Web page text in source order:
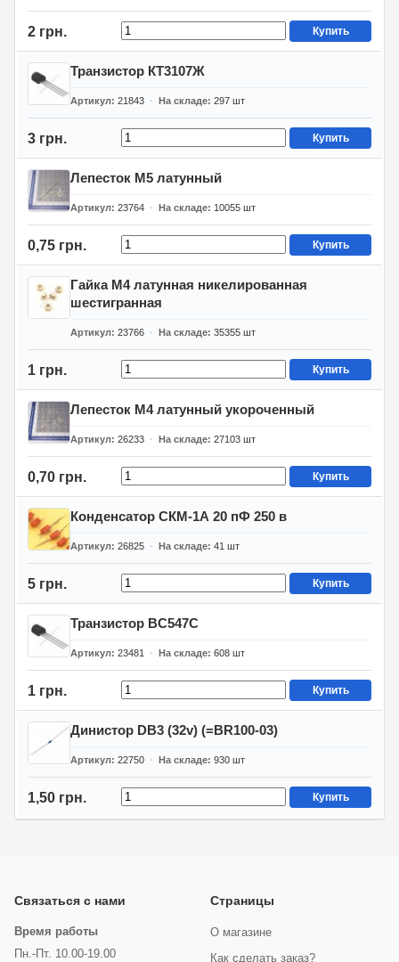
2 грн. Купить
Транзистор КТ3107Ж
Артикул 21843 На складе 297 шт
3 грн. Купить
Лепесток М5 латунный
Артикул 23764 На складе 10055 шт
0,75 грн. Купить
Гайка М4 латунная никелированная
шестигранная
Артикул 23766 На складе 35355 шт
1 грн. Купить
Лепесток М4 латунный укороченный
Артикул 26233 На складе 27103 шт
0,70 грн. Купить
Конденсатор СКМ-1А 20 пФ 250 в
Артикул 26825 На складе 41 шт
5 грн. Купить
Транзистор BC547C
Артикул 23481 На складе 608 шт
1 грн. Купить
Динистор DB3 (32v) (=BR100-03)
Артикул 22750 На складе 930 шт
1,50 грн. Купить
Связаться с нами
Время работы
Пн.-Пт. 10.00-19.00
Страницы
О магазине
Как сделать заказ?